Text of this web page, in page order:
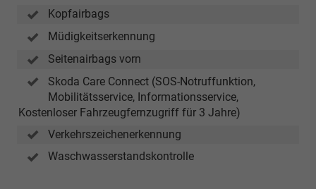
Kopfairbags
Müdigkeitserkennung
Seitenairbags vorn
Skoda Care Connect (SOS-Notruffunktion,
Mobilitätsservice, Informationsservice,
Kostenloser Fahrzeugfernzugriff für 3 Jahre)
Verkehrszeichenerkennung
Waschwasserstandskontrolle